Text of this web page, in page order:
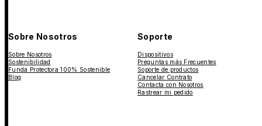
Sobre Nosotros
Sobre Nosotros
Sostenibilidad
Funda Protectora 100% Sostenible
Blog
Soporte
Dispositivos
Preguntas más Frecuentes
Soporte de productos
Cancelar Contrato
Contacta con Nosotros
Rastrear mi pedido